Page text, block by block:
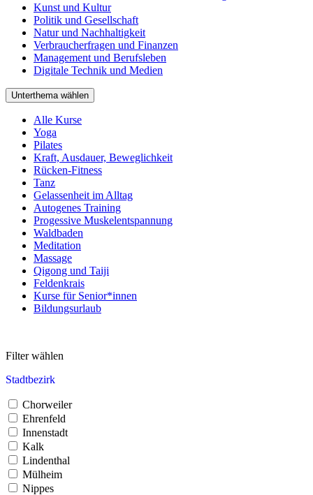
Kunst und Kultur
Politik und Gesellschaft
Natur und Nachhaltigkeit
Verbraucherfragen und Finanzen
Management und Berufsleben
Digitale Technik und Medien
Unterthema wählen
Alle Kurse
Yoga
Pilates
Kraft, Ausdauer, Beweglichkeit
Rücken-Fitness
Tanz
Gelassenheit im Alltag
Autogenes Training
Progessive Muskelentspannung
Waldbaden
Meditation
Massage
Qigong und Taiji
Feldenkrais
Kurse für Senior*innen
Bildungsurlaub
Filter wählen
Stadtbezirk
Chorweiler
Ehrenfeld
Innenstadt
Kalk
Lindenthal
Mülheim
Nippes